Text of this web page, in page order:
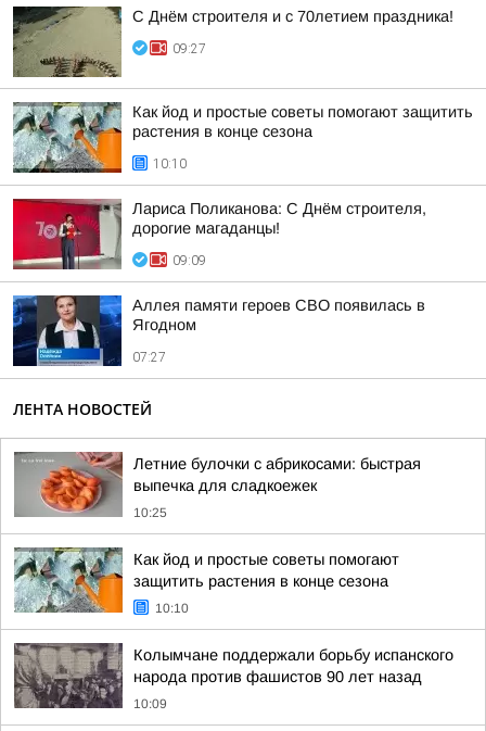
С Днём строителя и с 70летием праздника!
09:27
Как йод и простые советы помогают защитить
растения в конце сезона
10:10
Лариса Поликанова: С Днём строителя,
дорогие магаданцы!
09:09
Аллея памяти героев СВО появилась в
Ягодном
07:27
ЛЕНТА НОВОСТЕЙ
Летние булочки с абрикосами: быстрая
выпечка для сладкоежек
10:25
Как йод и простые советы помогают
защитить растения в конце сезона
10:10
Колымчане поддержали борьбу испанского
народа против фашистов 90 лет назад
10:09